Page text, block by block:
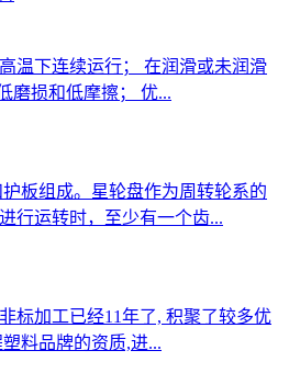
温下连续运行； 在润滑或未润滑
磨损和低摩擦； 优...
板组成。星轮盘作为周转轮系的
行运转时，至少有一个齿...
标加工已经11年了, 积聚了较多优
料品牌的资质,进...